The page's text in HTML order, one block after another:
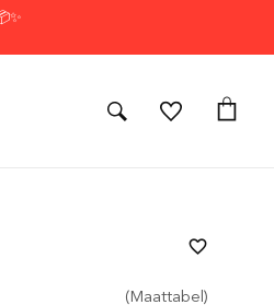
(Maattabel)
favorite_border